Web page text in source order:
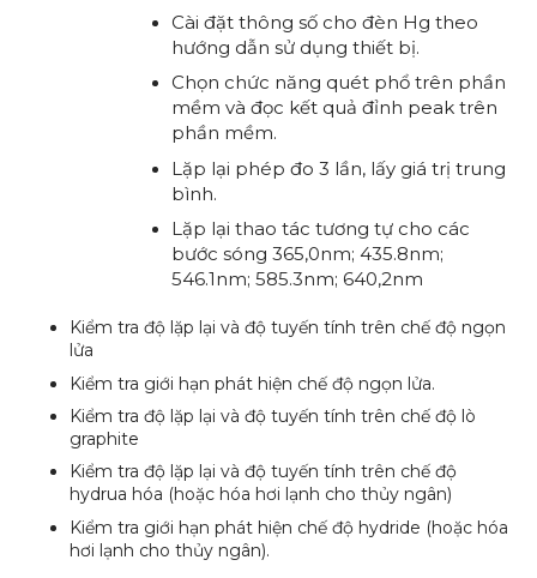
Cài đặt thông số cho đèn Hg theo
hướng dẫn sử dụng thiết bị.
Chọn chức năng quét phổ trên phần
mềm và đọc kết quả đỉnh peak trên
phần mềm.
Lặp lại phép đo 3 lần, lấy giá trị trung
bình.
Lặp lại thao tác tương tự cho các
bước sóng 365,0nm; 435.8nm;
546.1nm; 585.3nm; 640,2nm
Kiểm tra độ lặp lại và độ tuyến tính trên chế độ ngọn
lửa
Kiểm tra giới hạn phát hiện chế độ ngọn lửa.
Kiểm tra độ lặp lại và độ tuyến tính trên chế độ lò
graphite
Kiểm tra độ lặp lại và độ tuyến tính trên chế độ
hydrua hóa (hoặc hóa hơi lạnh cho thủy ngân)
Kiểm tra giới hạn phát hiện chế độ hydride (hoặc hóa
hơi lạnh cho thủy ngân).